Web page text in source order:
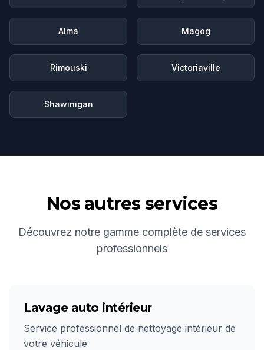
Alma Magog
Rimouski Victoriaville
Shawinigan
Nos autres services
Découvrez notre gamme complète de services
professionnels
Lavage auto intérieur
Service professionnel de nettoyage intérieur de
votre véhicule